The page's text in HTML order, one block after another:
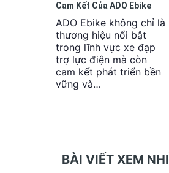
Cam Kết Của ADO Ebike
Với Môi Trường
ADO Ebike không chỉ là
thương hiệu nổi bật
trong lĩnh vực xe đạp
trợ lực điện mà còn
cam kết phát triển bền
vững và…
BÀI VIẾT XEM